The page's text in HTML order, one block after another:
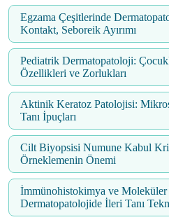
Egzama Çeşitlerinde
Kontakt, Seboreik Ayırımı
Pediatrik Dermatopatoloji:
Özellikleri ve Zorlukları
Aktinik Keratoz Patolojisi:
Tanı İpuçları
Cilt Biyopsisi Numune Kabul
Örneklemenin Önemi
İmmünohistokimya ve Moleküler
Dermatopatolojide İleri Tanı